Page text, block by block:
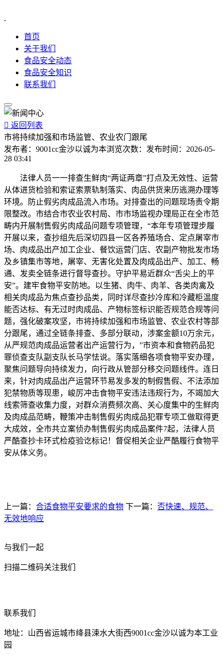
首页
关于我们
食品安全动态
食品安全知识
联系我们
 返回列表
市将持续加强和市场监管、农业农门跟尾
发布者： 9001cc金沙以诚为本浏览次数： 发布时间： 2026-05-
28 03:41
法律人员一一排查生鲜肉“两证两章”打点及无效性、运营
从体进货检验和索证索票轨制落实、肉品供货来历逃溯办理等
环境。防止假劣肉成品流入市场。对排查出的问题现场责令期
限整改。市结合市农业农村局、市市场监视办理局正在全市范
畴内开展制售假劣肉成品问题专项管理，“本年专项管理步履
开展以来，查抄组先后深切四县一区各养殖场合、定点屠宰市
场、肉成品出产加工企业、餐饮运营门店、农副产物批发市场
及乡镇集市等地，屠宰、无害化处置及肉成品出产、加工、畅
通、发卖全链条进行督导查抄。守护平易近群众“舌尖上的平
安”。建牢食物平安防地。以生猪、肉牛、肉羊、各类肉禽及
相关肉成品为焦点查抄品类，同时详尽查抄冷库和冷藏柜温度
能否达标、有无过时肉成品、产物标签标识能否规范合规等问
题，强化破案攻坚，市将持续加强和市场监管、农业农村等部
分跟尾，通过全链条排查、多部分联动，涉案金额10万余元，
从严规范肉成品运营者出产运营行为，”市资本和食物药品犯
罪侦查支队副支队长马学怯说。落实落细各项食物平安办理，
聚焦问题导向持续发力，向行政从管部分移交问题线件。连日
来，针对肉成品出产运营环节易发多发的制假售假、不法添加
犯禁物质等现患，峻厉冲击食物平安违法违规行为，不竭加大
线索筛查收集力度，对群众消费频次高、关心度集中的生鲜肉
及肉成品范畴，鞭策冲击制售假劣肉成品犯罪专项工做取得更
大成效，全市共立案侦办制售假劣肉成品案件7起，法律人员
严酷查抄卡环式检疫验讫标记！督促相关企业严酷履行食物平
安从体义务。
上一篇： 合适食物平安要求的食物 下一篇： 否快速、规范、
无效地响应
与我们一起
扫描二维码关注我们
联系我们
地址：山西省运城市绛县涑水大街西9001cc金沙以诚为本工业
园